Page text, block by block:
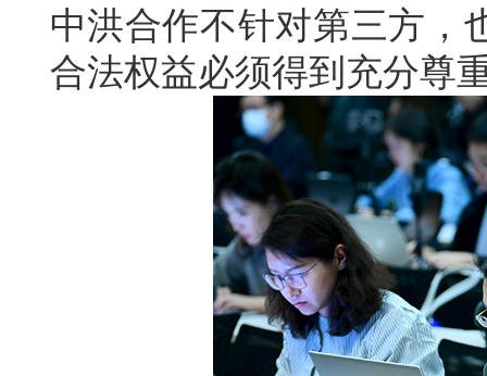
中洪合作不针对第三方，
合法权益必须得到充分尊